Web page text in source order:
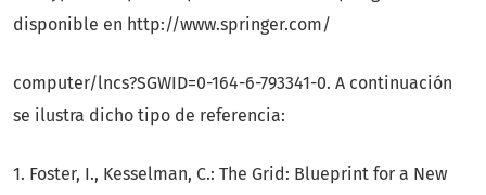
disponible en http://www.springer.com/
computer/lncs?SGWID=0-164-6-793341-0. A continuación
se ilustra dicho tipo de referencia:
1. Foster, I., Kesselman, C.: The Grid: Blueprint for a New